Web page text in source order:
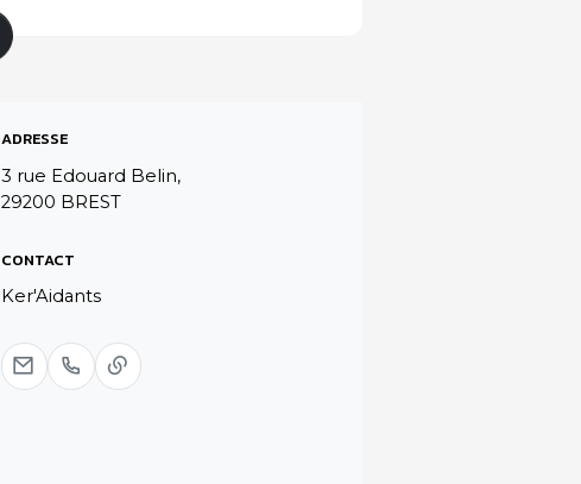
ADRESSE
3 rue Edouard Belin,
29200 BREST
CONTACT
Ker'Aidants